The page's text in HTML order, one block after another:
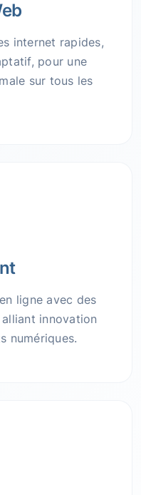
internet rapides,
pour une
sur tous les
ligne avec des
innovation
numériques.